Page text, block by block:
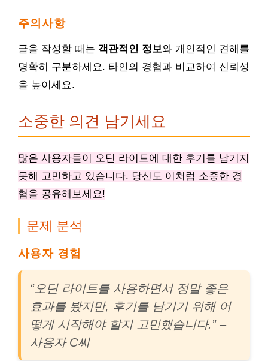
주의사항
글을 작성할 때는 객관적인 정보와 개인적인 견해를
명확히 구분하세요. 타인의 경험과 비교하여 신뢰성
을 높이세요.
소중한 의견 남기세요
많은 사용자들이 오딘 라이트에 대한 후기를 남기지
못해 고민하고 있습니다. 당신도 이처럼 소중한 경
험을 공유해보세요!
문제 분석
사용자 경험
“오딘 라이트를 사용하면서 정말 좋은
효과를 봤지만, 후기를 남기기 위해 어
떻게 시작해야 할지 고민했습니다.” –
사용자 C씨